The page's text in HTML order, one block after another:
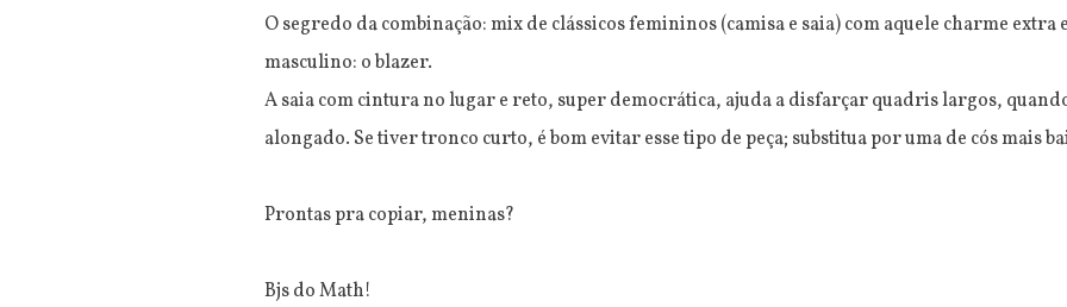
O segredo da combinação: mix de clássicos femininos (camisa e saia) com aquele charme
masculino: o blazer.
A saia com cintura no lugar e reto, super democrática, ajuda a disfarçar quadris largos,
alongado. Se tiver tronco curto, é bom evitar esse tipo de peça; substitua por uma de cós mais
Prontas pra copiar, meninas?
Bjs do Math!